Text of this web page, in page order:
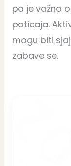
pa je važno
poticaja.
mogu biti
zabave se.